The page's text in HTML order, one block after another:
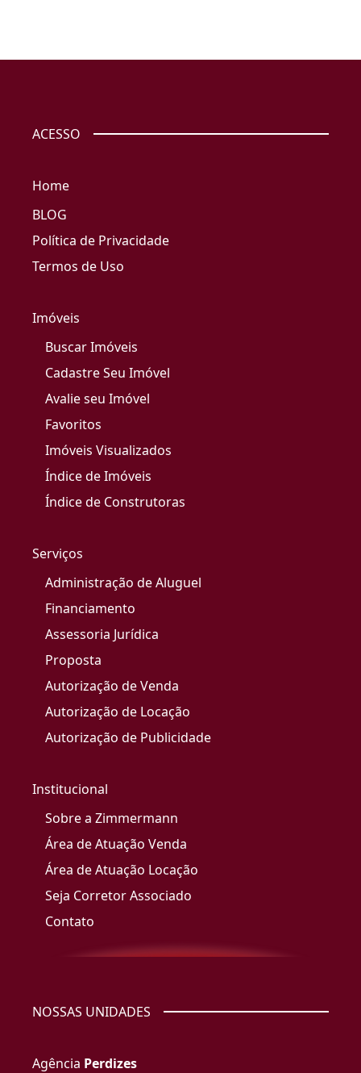
ACESSO
Home
BLOG
Política de Privacidade
Termos de Uso
Imóveis
Buscar Imóveis
Cadastre Seu Imóvel
Avalie seu Imóvel
Favoritos
Imóveis Visualizados
Índice de Imóveis
Índice de Construtoras
Serviços
Administração de Aluguel
Financiamento
Assessoria Jurídica
Proposta
Autorização de Venda
Autorização de Locação
Autorização de Publicidade
Institucional
Sobre a Zimmermann
Área de Atuação Venda
Área de Atuação Locação
Seja Corretor Associado
Contato
NOSSAS UNIDADES
Agência Perdizes